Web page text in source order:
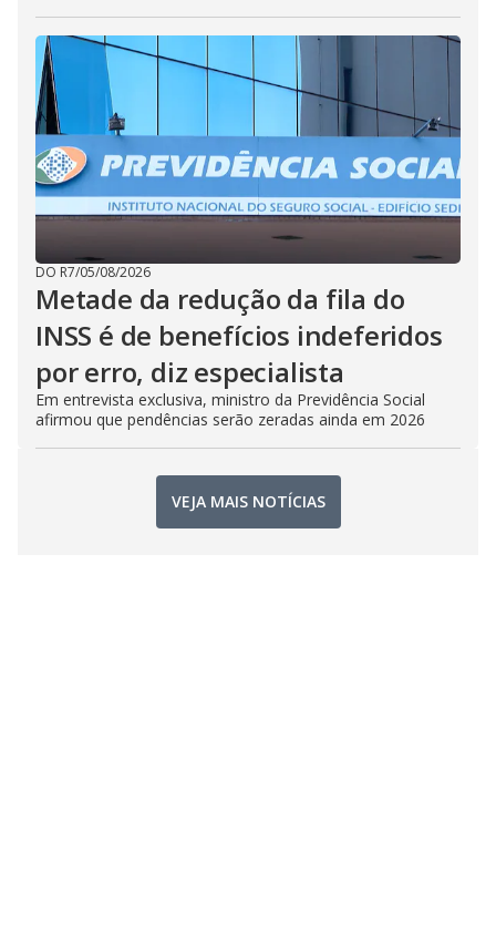
DO R7/05/08/2026
Metade da redução da fila do
INSS é de benefícios indeferidos
por erro, diz especialista
Em entrevista exclusiva, ministro da Previdência Social
afirmou que pendências serão zeradas ainda em 2026
VEJA MAIS NOTÍCIAS